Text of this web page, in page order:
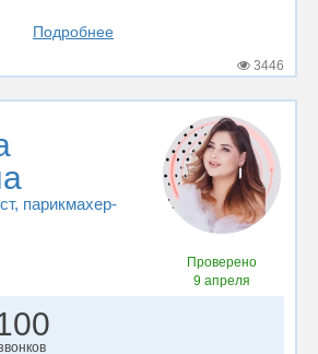
Подробнее
3446
, парикмахер-
Проверено
9 апреля